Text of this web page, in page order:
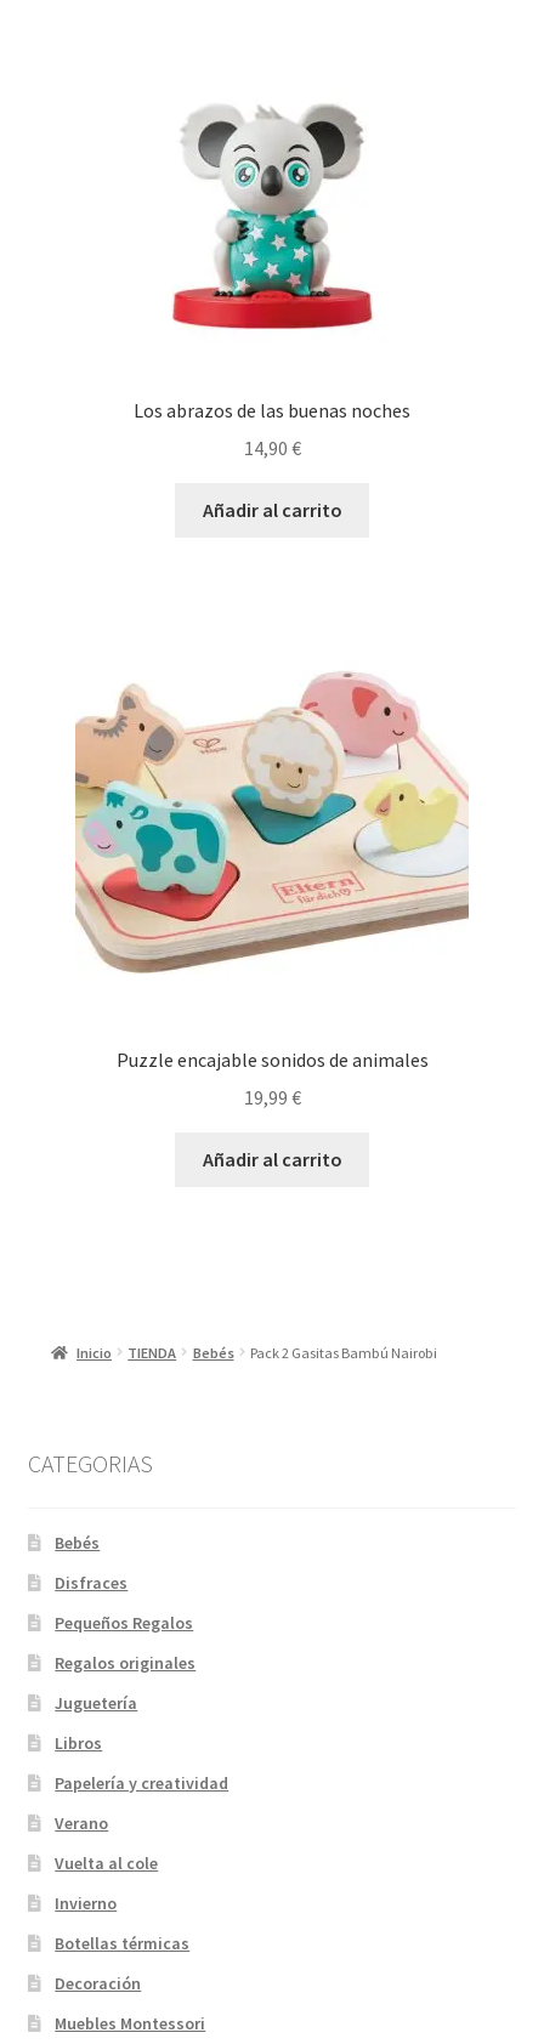
Los abrazos de las buenas noches
14,90 €
Añadir al carrito
Puzzle encajable sonidos de animales
19,99 €
Añadir al carrito
Inicio TIENDA Bebés Pack 2 Gasitas Bambú Nairobi
CATEGORIAS
Bebés
Disfraces
Pequeños Regalos
Regalos originales
Juguetería
Libros
Papelería y creatividad
Verano
Vuelta al cole
Invierno
Botellas térmicas
Decoración
Muebles Montessori